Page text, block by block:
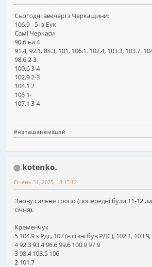
Сьогодні ввечері з Черкащини:
106.9 - 5- з Бук
Самі Черкаси
90.6 на 4
91.4, 92.1, 88.3, 101, 106.1, 102.4, 103.3, 103.7,
98.6 2-3
100.6 3-4
102.9 2-3
104.1 2
105 1-
107.1 3-4
#наташанемішай
kotenko.
Січень 31, 2025, 18:15:12
Знову сильне тропо (попередні були 11-12
січня).
Кременчук
5 104.9 з Рдс, 107 (в січні був РДС), 102.1,
4 92.3 93.4 96.6 99.6 100.9 97.9
3 98.4 103.5 106
2 101.7